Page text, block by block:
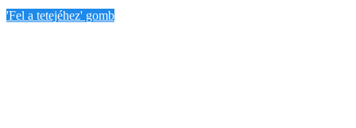
'Fel a tetejéhez' gomb